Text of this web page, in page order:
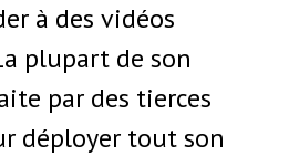
à des vidéos
plupart de son
par des tierces
déployer tout son